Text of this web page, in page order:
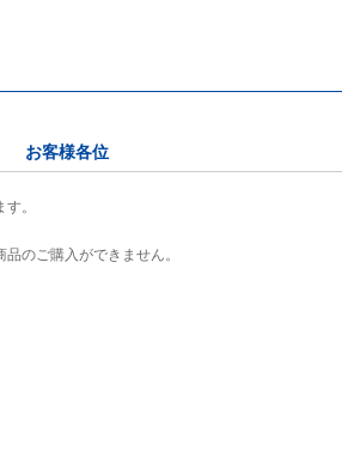
お客様各位
。
のご購入ができません。